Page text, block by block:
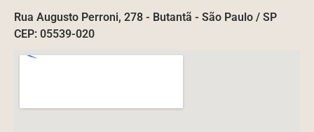
Rua Augusto Perroni, 278 - Butantã - São Paulo / SP
CEP: 05539-020